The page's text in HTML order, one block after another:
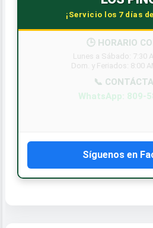
¡Servicio los 7 días
Síguenos en